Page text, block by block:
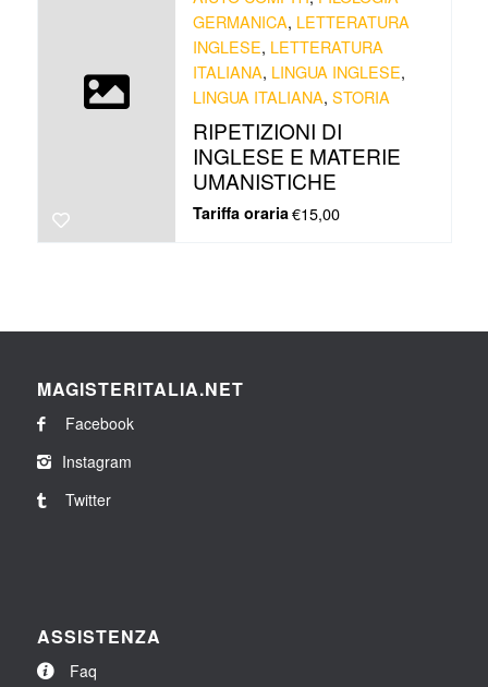
GERMANICA, LETTERATURA
INGLESE, LETTERATURA
ITALIANA, LINGUA INGLESE,
LINGUA ITALIANA, STORIA
RIPETIZIONI DI
INGLESE E MATERIE
UMANISTICHE
Tariffa oraria€15,00
MAGISTERITALIA.NET
Facebook
Instagram
Twitter
ASSISTENZA
Faq